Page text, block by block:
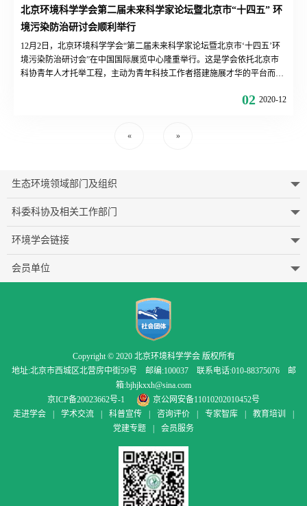
北京环境科学学会第二届未来科学家论坛暨北京市“十四五” 环
境污染防治研讨会顺利举行
12月2日，北京环境科学学会“第二届未来科学家论坛暨北京市‘十四五’环
境污染防治研讨会”在中国国际展览中心隆重举行。这是学会依托北京市
科协青年人才托举工程，主动为青年科技工作者搭建施展才华的平台而设
三大保卫战的冲刺之年，为落实《北京市污染防治攻坚战2020年行动计
02 2020-12
« »
生态环境领域部门及组织
科委科协及相关工作部门
环境学会链接
会员单位
Copyright © 2020 北京环境科学学会 版权所有
地址:北京市西城区北营房中街59号 邮编:100037 联系电话:010-88375076 邮
箱:bjhjkxxh@sina.com
京ICP备20023662号-1
京公网安备11010202010452号
走进学会
学术交流 科普宣传 咨询评价 专家智库 教育培训
党建专题
会员服务